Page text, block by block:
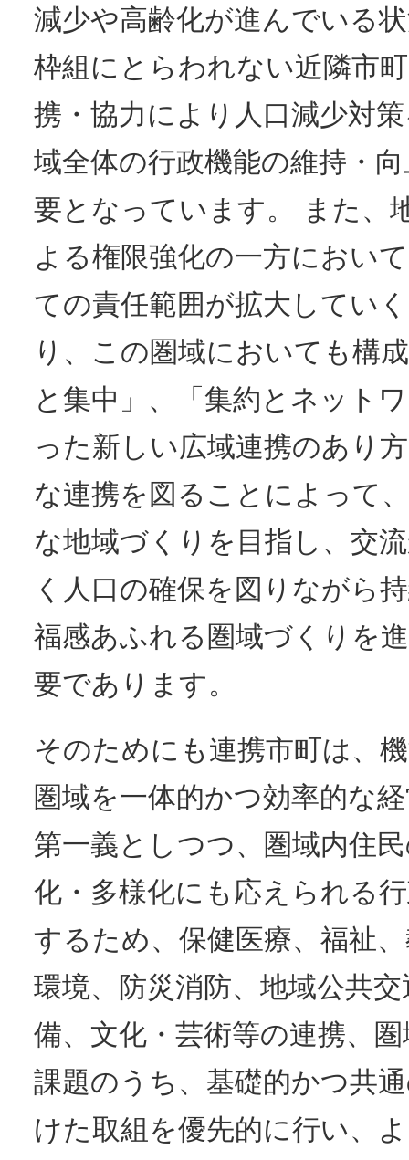
減少や高齢化が進んでいる
枠組にとらわれない近隣市
携・協力により人口減少対
域全体の行政機能の維持・
要となっています。 また、
よる権限強化の一方におい
ての責任範囲が拡大してい
り、この圏域においても構
と集中」、「集約とネット
った新しい広域連携のあり
な連携を図ることによって
な地域づくりを目指し、交
く人口の確保を図りながら
福感あふれる圏域づくりを
要であります。
そのためにも連携市町は、
圏域を一体的かつ効率的な
第一義としつつ、圏域内住
化・多様化にも応えられる
するため、保健医療、福祉
環境、防災消防、地域公共
備、文化・芸術等の連携、
課題のうち、基礎的かつ共
けた取組を優先的に行い、